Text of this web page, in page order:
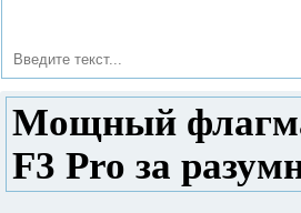
Мощный
F3 Pro за